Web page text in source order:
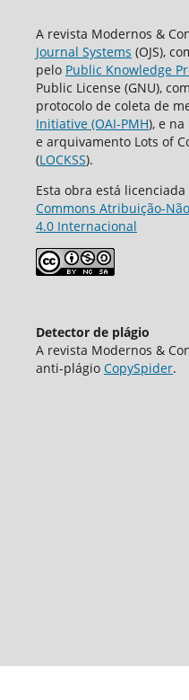
A revista Modernos &
Journal Systems (OJS),
pelo Public Knowledge
Public License (GNU),
protocolo de coleta de
Initiative (OAI-PMH), e
e arquivamento Lots of
(LOCKSS).
Esta obra está
Commons Atribuição-
4.0 Internacional
Detector de plágio
A revista Modernos &
аnti-plágio CopySpider.